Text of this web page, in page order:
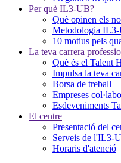
Per què IL3-UB?
Què opinen els
Metodologia
10 motius pels
La teva carrera
Què és el Talent
Impulsa la teva
Borsa de treball
Empreses
Esdeveniments
El centre
Presentació del
Serveis de l'IL3-
Horaris d'atenció